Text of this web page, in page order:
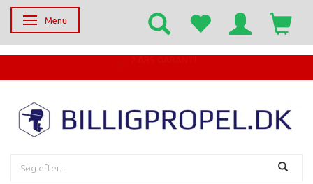
Skifte navigation
Menu